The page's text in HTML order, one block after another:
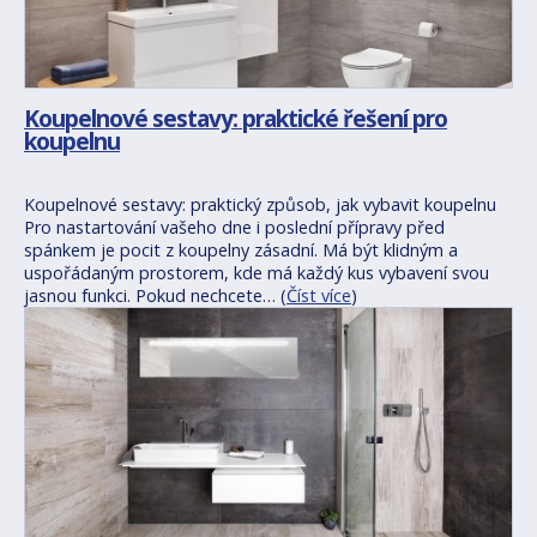
Koupelnové sestavy: praktické řešení pro
koupelnu
Koupelnové sestavy: praktický způsob, jak vybavit koupelnu
Pro nastartování vašeho dne i poslední přípravy před
spánkem je pocit z koupelny zásadní. Má být klidným a
uspořádaným prostorem, kde má každý kus vybavení svou
jasnou funkci. Pokud nechcete… (Číst více)